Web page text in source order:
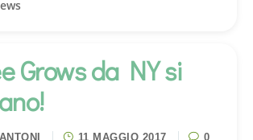
Grows da NY si
11 MAGGIO 2017
0